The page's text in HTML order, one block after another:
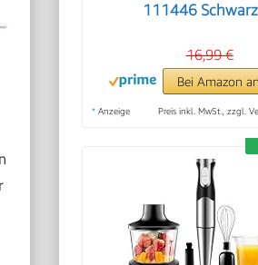
111446 Schwarz
16,99 €
Bei Amazon
* Anzeige Preis inkl. MwSt., zzgl.